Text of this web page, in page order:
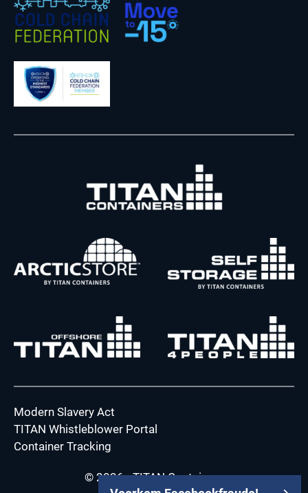
Modern Slavery Act
TITAN Whistleblower Portal
Container Tracking
© 2026 - TITAN Containers